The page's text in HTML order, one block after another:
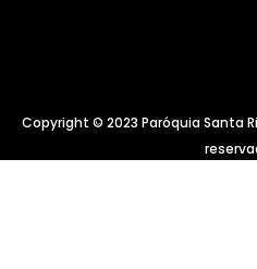
Copyright © 2023 Paróquia Santa